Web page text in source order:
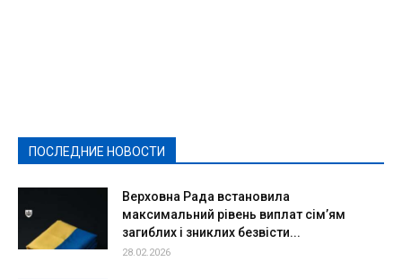
ПОСЛЕДНИЕ НОВОСТИ
Верховна Рада встановила
максимальний рівень виплат сім’ям
загиблих і зниклих безвісти...
28.02.2026